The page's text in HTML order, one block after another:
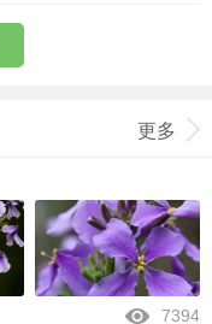
更多
7394